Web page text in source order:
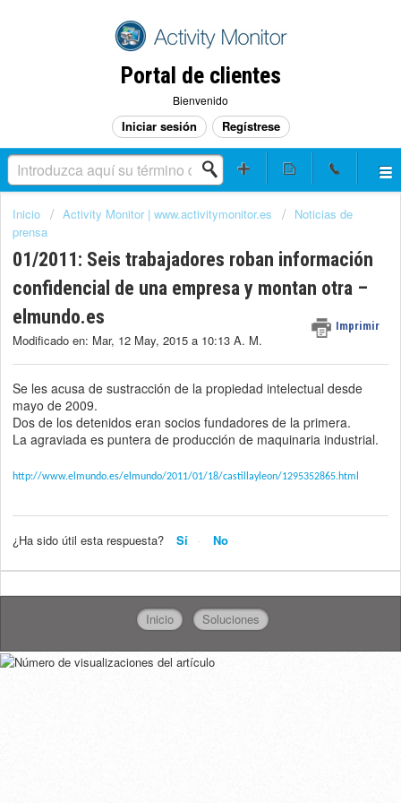
Portal de clientes
Bienvenido
Iniciar sesión Regístrese
Inicio Activity Monitor | www.activitymonitor.es
Noticias de
prensa
01/2011: Seis trabajadores roban información
confidencial de una empresa y montan otra –
elmundo.es
Imprimir
Modificado en: Mar, 12 May, 2015 a 10:13 A. M.
Se les acusa de sustracción de la propiedad intelectual desde
mayo de 2009.
Dos de los detenidos eran socios fundadores de la primera.
La agraviada es puntera de producción de maquinaria industrial.
http://www.elmundo.es/elmundo/2011/01/18/castillayleon/1295352865.html
¿Ha sido útil esta respuesta? Sí No
Inicio Soluciones